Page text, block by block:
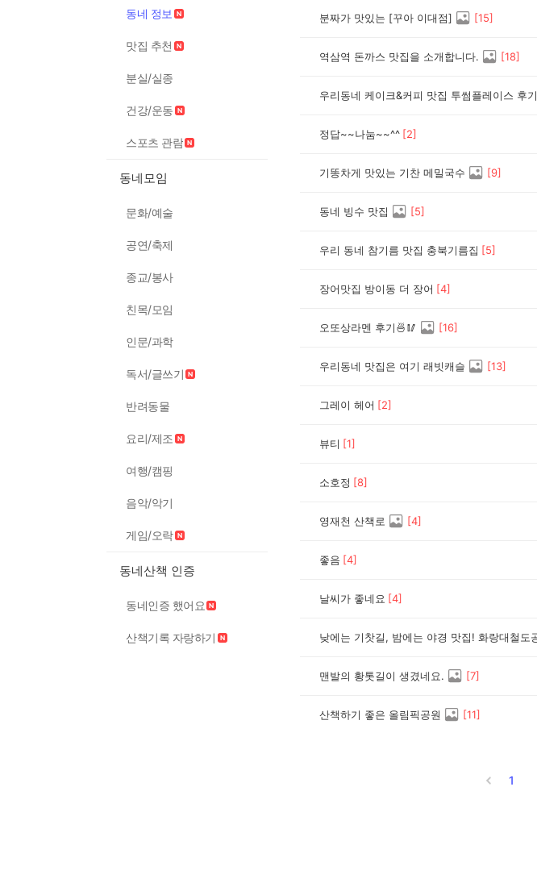
동네 정보
맛집 추천
분실/실종
건강/운동
스포츠 관람
동네모임
문화/예술
공연/축제
종교/봉사
친목/모임
인문/과학
독서/글쓰기
반려동물
요리/제조
여행/캠핑
음악/악기
게임/오락
동네산책 인증
동네인증 했어요
산책기록 자랑하기
분짜가 맛있는 [꾸아 이대점] [15]
역삼역 돈까스 맛집을 소개합니다. [18]
우리동네 케이크&커피 맛집 투썸플레이스 후기
정답~~나눔~~^^ [2]
기똥차게 맛있는 기찬 메밀국수 [9]
동네 빙수 맛집 [5]
우리 동네 참기름 맛집 충북기름집 [5]
장어맛집 방이동 더 장어 [4]
오또상라멘 후기🍜🥢 [16]
우리동네 맛집은 여기 래빗캐슬 [13]
그레이 헤어 [2]
뷰티 [1]
소호정 [8]
영재천 산책로 [4]
좋음 [4]
날씨가 좋네요 [4]
맨발의 황톳길이 생겼네요. [7]
산책하기 좋은 올림픽공원 [11]
1